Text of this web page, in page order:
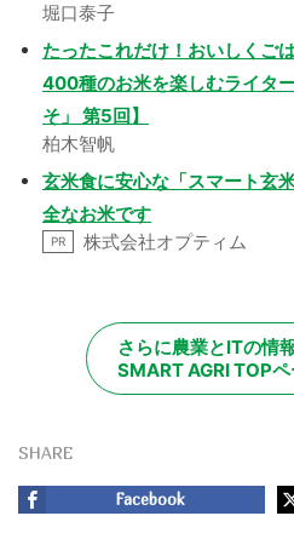
堀口泰子
たったこれだけ！おいしくご
400種のお米を楽しむライタ
そ」 第5回】
柏木智帆
玄米食に安心な「スマート玄
全なお米です
PR 株式会社オプティム
さらに農業とITの情
SMART AGRI TOPペ
SHARE
Facebook